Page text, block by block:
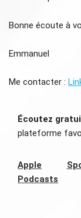
Bonne écoute à
Emmanuel
Me contacter :
Écoutez
plateforme
Apple
Podcasts